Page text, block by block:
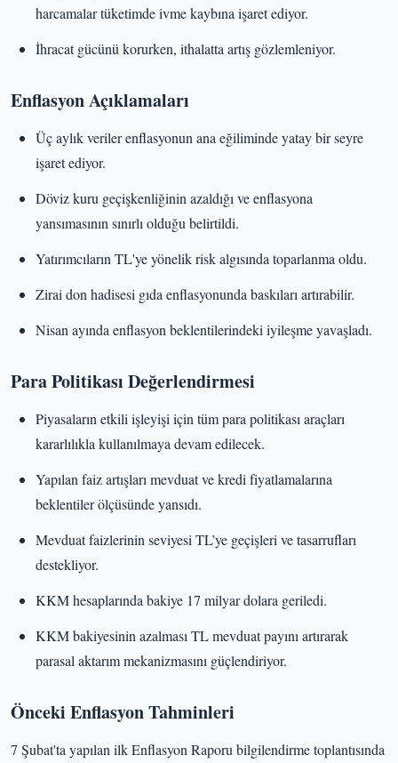
harcamalar tüketimde ivme kaybına işaret ediyor.
İhracat gücünü korurken, ithalatta artış gözlemleniyor.
Enflasyon Açıklamaları
Üç aylık veriler enflasyonun ana eğiliminde yatay bir seyre
işaret ediyor.
Döviz kuru geçişkenliğinin azaldığı ve enflasyona
yansımasının sınırlı olduğu belirtildi.
Yatırımcıların TL'ye yönelik risk algısında toparlanma oldu.
Zirai don hadisesi gıda enflasyonunda baskıları artırabilir.
Nisan ayında enflasyon beklentilerindeki iyileşme yavaşladı.
Para Politikası Değerlendirmesi
Piyasaların etkili işleyişi için tüm para politikası araçları
kararlılıkla kullanılmaya devam edilecek.
Yapılan faiz artışları mevduat ve kredi fiyatlamalarına
beklentiler ölçüsünde yansıdı.
Mevduat faizlerinin seviyesi TL’ye geçişleri ve tasarrufları
destekliyor.
KKM hesaplarında bakiye 17 milyar dolara geriledi.
KKM bakiyesinin azalması TL mevduat payını artırarak
parasal aktarım mekanizmasını güçlendiriyor.
Önceki Enflasyon Tahminleri
7 Şubat'ta yapılan ilk Enflasyon Raporu bilgilendirme toplantısında